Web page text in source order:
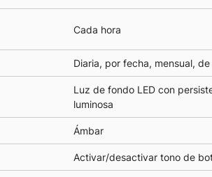
Cada hora
Diaria, por fecha, mensual,
Luz de fondo LED con
luminosa
Ámbar
Activar/desactivar tono de